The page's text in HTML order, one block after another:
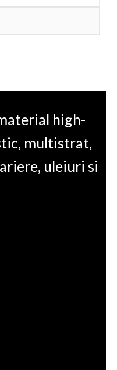
high-
multistrat,
uleiuri si